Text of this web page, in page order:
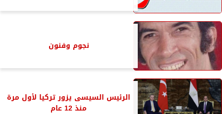
نجوم وفنون
الرئيس السيسى يزور تركيا لأول مرة
منذ 12 عام